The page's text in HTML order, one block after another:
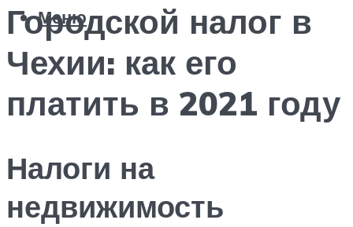
Меню
Городской налог в
Чехии: как его
платить в 2021 году
Налоги на
недвижимость